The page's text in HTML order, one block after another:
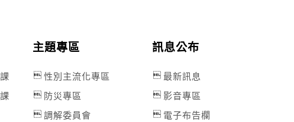
主題專區
性別主流化專區
防災專區
調解委員會
訊息公布
最新訊息
影音專區
電子布告欄